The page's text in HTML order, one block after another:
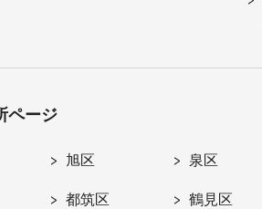
ページ
旭区 泉区
都筑区 鶴見区